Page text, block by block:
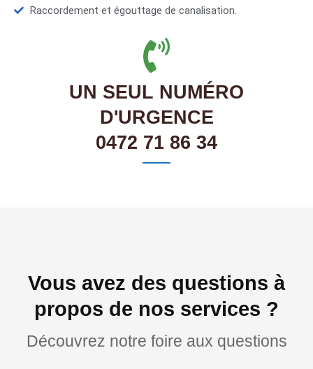
Raccordement et égouttage de canalisation.
UN SEUL NUMÉRO
D'URGENCE
0472 71 86 34
Vous avez des questions à
propos de nos services ?
Découvrez notre foire aux questions